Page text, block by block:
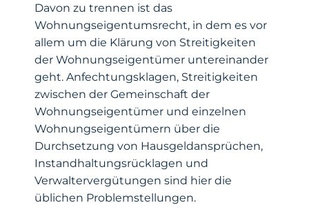
Davon zu trennen ist das
Wohnungseigentumsrecht, in dem es vor
allem um die Klärung von Streitigkeiten
der Wohnungseigentümer untereinander
geht. Anfechtungsklagen, Streitigkeiten
zwischen der Gemeinschaft der
Wohnungseigentümer und einzelnen
Wohnungseigentümern über die
Durchsetzung von Hausgeldansprüchen,
Instandhaltungsrücklagen und
Verwaltervergütungen sind hier die
üblichen Problemstellungen.